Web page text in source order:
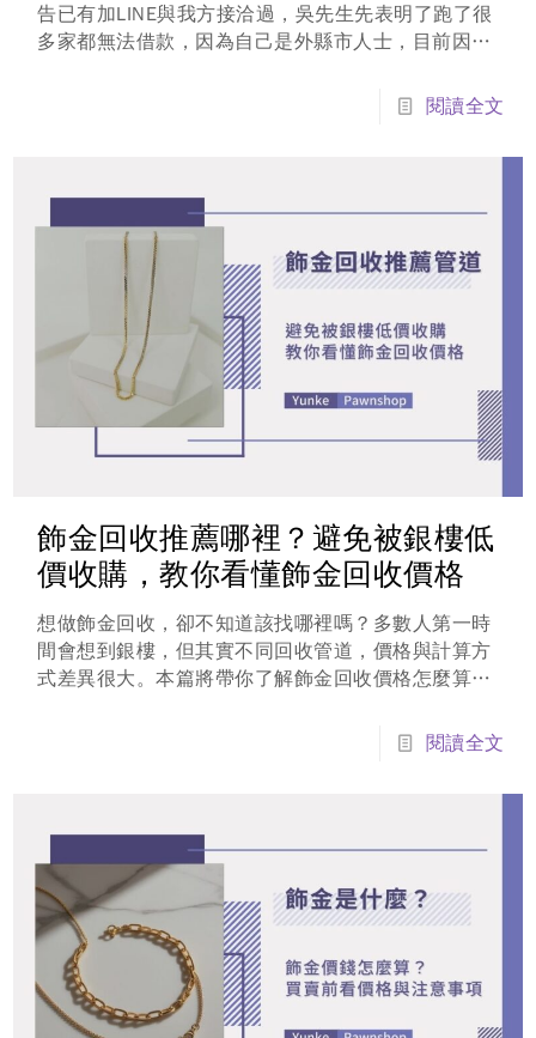
告已有加LINE與我方接洽過，吳先生先表明了跑了很
多家都無法借款，因為自己是外縣市人士，目前因為
閱讀全文
飾金回收推薦哪裡？避免被銀樓低
價收購，教你看懂飾金回收價格
想做飾金回收，卻不知道該找哪裡嗎？多數人第一時
間會想到銀樓，但其實不同回收管道，價格與計算方
式差異很大。本篇將帶你了解飾金回收價格怎麼算、
意事項，幫助你賣出更好的價格。雲林當鋪回收飾金
具備以下優勢：回收價格透明、多數情況不扣損耗、
閱讀全文